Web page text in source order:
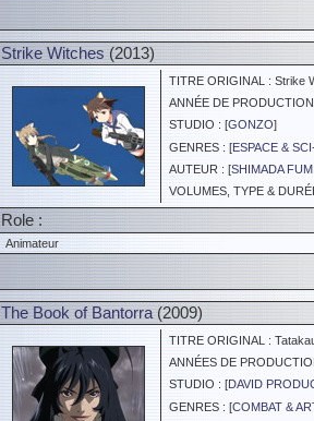
Strike Witches (2013)
TITRE ORIGINAL : Strike
ANNÉE DE
STUDIO : [GONZO]
GENRES : [ESPACE &
AUTEUR : [SHIMADA
VOLUMES, TYPE &
Role :
Animateur
The Book of Bantorra (2009)
TITRE ORIGINAL :
ANNÉES DE
STUDIO : [DAVID
GENRES : [COMBAT &